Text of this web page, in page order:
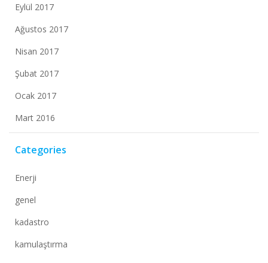
Eylül 2017
Ağustos 2017
Nisan 2017
Şubat 2017
Ocak 2017
Mart 2016
Categories
Enerji
genel
kadastro
kamulaştırma